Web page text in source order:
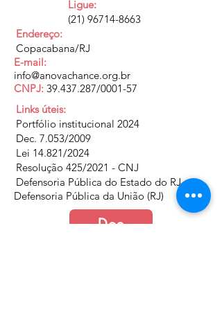
Ligue:
(21) 96714-8663
Endereço:
Copacabana/RJ
E-mail:
info@anovachance.org.br
CNPJ: 39.437.287/0001-57
Links úteis:
Portfólio institucional 2024
Dec. 7.053/2009
Lei 14.821/2024
Resolução 425/2021 - CNJ
Defensoria Pública do Estado do RJ
Defensoria Pública da União (RJ)
Doe